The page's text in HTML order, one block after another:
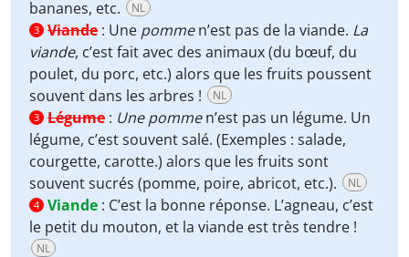
bananes, etc.
NL
3 Viande : Une pommen’est pas de la viande. La
viande, c’est fait avec des animaux (du bœuf, du
poulet, du porc, etc.) alors que les fruits poussent
souvent dans les arbres !
NL
3 Légume : Une pommen’est pas un légume. Un
légume, c’est souvent salé. (Exemples : salade,
courgette, carotte.) alors que les fruits sont
souvent sucrés (pomme, poire, abricot, etc.).
NL
4 Viande : C’est la bonne réponse. L’agneau, c’est
le petit du mouton, et la viande est très tendre !
NL